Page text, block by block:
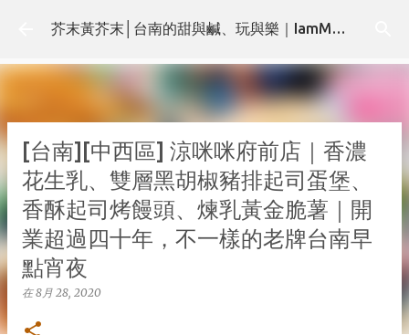
跳至主要內容 芥末黃芥末│台南的甜與鹹、玩與樂｜IamMMMustard.com
[台南][中西區] 涼咪咪府前店｜香濃
花生乳、雙層黑胡椒豬排起司蛋堡、
香酥起司烤饅頭、煉乳黃金脆薯｜開
業超過四十年，不一樣的老牌台南早
點宵夜
在8月 28, 2020